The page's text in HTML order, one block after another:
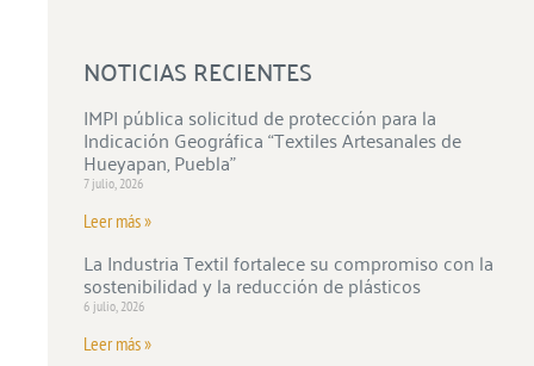
NOTICIAS RECIENTES
IMPI pública solicitud de protección para la
Indicación Geográfica “Textiles Artesanales de
Hueyapan, Puebla”
7 julio, 2026
Leer más »
La Industria Textil fortalece su compromiso con la
sostenibilidad y la reducción de plásticos
6 julio, 2026
Leer más »